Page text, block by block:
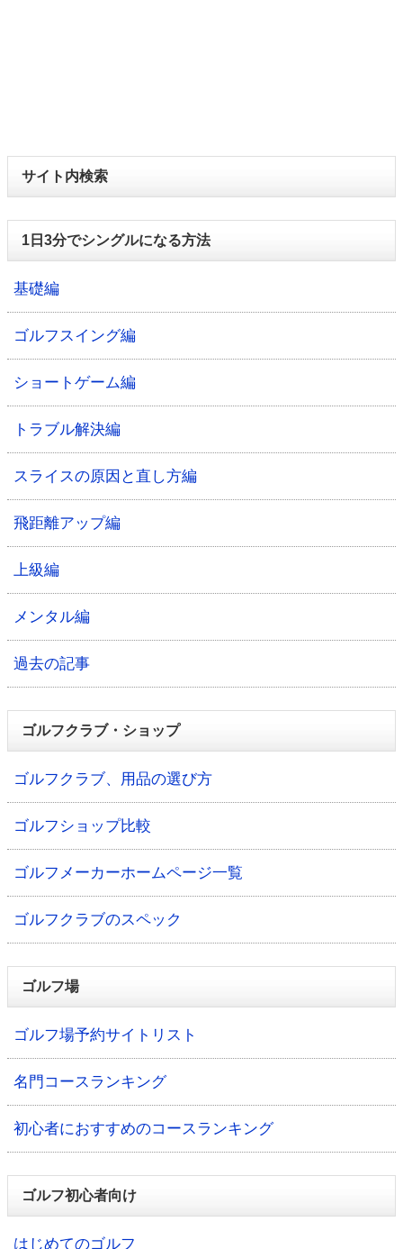
サイト内検索
1日3分でシングルになる方法
基礎編
ゴルフスイング編
ショートゲーム編
トラブル解決編
スライスの原因と直し方編
飛距離アップ編
上級編
メンタル編
過去の記事
ゴルフクラブ・ショップ
ゴルフクラブ、用品の選び方
ゴルフショップ比較
ゴルフメーカーホームページ一覧
ゴルフクラブのスペック
ゴルフ場
ゴルフ場予約サイトリスト
名門コースランキング
初心者におすすめのコースランキング
ゴルフ初心者向け
はじめてのゴルフ